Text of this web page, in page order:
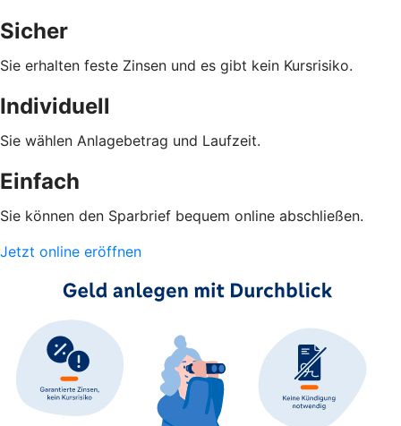
Sicher
Sie erhalten feste Zinsen und es gibt kein Kursrisiko.
Individuell
Sie wählen Anlagebetrag und Laufzeit.
Einfach
Sie können den Sparbrief bequem online abschließen.
Jetzt online eröffnen